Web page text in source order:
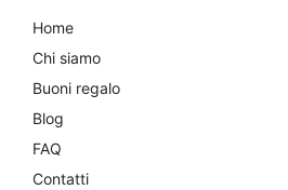
Home
Chi siamo
Buoni regalo
Blog
FAQ
Contatti